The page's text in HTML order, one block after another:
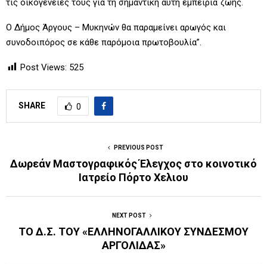
τις οικογένειές τους για τη σημαντική αυτή εμπειρία ζωής.
Ο Δήμος Άργους – Μυκηνών θα παραμείνει αρωγός και
συνοδοιπόρος σε κάθε παρόμοια πρωτοβουλία”.
Post Views: 525
SHARE 0
PREVIOUS POST
Δωρεάν Μαστογραφικός Έλεγχος στο κοινοτικό
Ιατρείο Πόρτο Χελιου
NEXT POST
ΤΟ Δ.Σ. ΤΟΥ «ΕΛΛΗΝΟΓΑΛΛΙΚΟΥ ΣΥΝΔΕΣΜΟΥ
ΑΡΓΟΛΙΔΑΣ»